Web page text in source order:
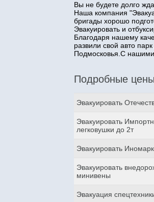
Вы не будете долго
Наша компания
бригады хорошо
Эвакуировать и
Благодаря нашему
развили свой авто
Подмосковья.С
Подробные
Эвакуировать
Эвакуировать
легковушки до 2т
Эвакуировать
Эвакуировать
минивены
Эвакуация